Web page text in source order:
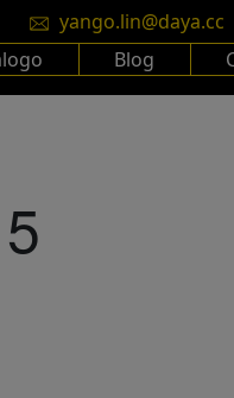
yango.lin@daya.cc
Blog